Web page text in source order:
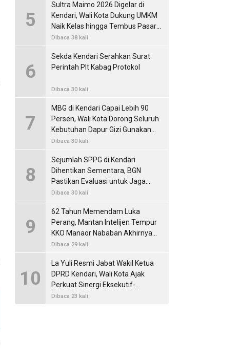
5
Sultra Maimo 2026 Digelar di
Kendari, Wali Kota Dukung UMKM
Naik Kelas hingga Tembus Pasar
Internasional
Dibaca 38 kali
6
Sekda Kendari Serahkan Surat
Perintah Plt Kabag Protokol
Dibaca 30 kali
7
MBG di Kendari Capai Lebih 90
Persen, Wali Kota Dorong Seluruh
Kebutuhan Dapur Gizi Gunakan
Produk Lokal
Dibaca 30 kali
8
Sejumlah SPPG di Kendari
Dihentikan Sementara, BGN
Pastikan Evaluasi untuk Jaga
Standar Layanan MBG
Dibaca 30 kali
9
62 Tahun Memendam Luka
Perang, Mantan Intelijen Tempur
KKO Manaor Nababan Akhirnya
Membuka Kisah Operasi Dwikora
Dibaca 29 kali
10
La Yuli Resmi Jabat Wakil Ketua
DPRD Kendari, Wali Kota Ajak
Perkuat Sinergi Eksekutif-
Legislatif
Dibaca 23 kali